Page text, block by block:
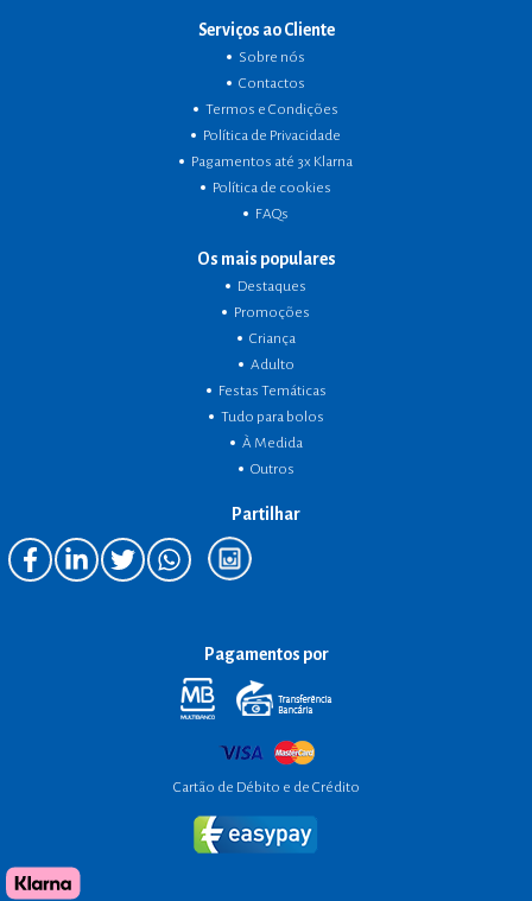
Serviços ao Cliente
Sobre nós
Contactos
Termos e Condições
Política de Privacidade
Pagamentos até 3x Klarna
Política de cookies
FAQs
Os mais populares
Destaques
Promoções
Criança
Adulto
Festas Temáticas
Tudo para bolos
À Medida
Outros
Partilhar
Pagamentos por
Cartão de Débito e de Crédito